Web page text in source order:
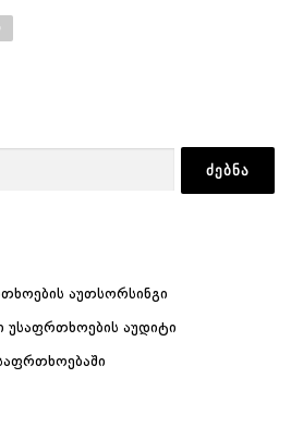
აუთსორსინგი
უსაფრთხოების აუდიტი